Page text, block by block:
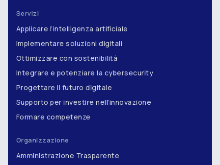
Servizi
Applicare l’intelligenza artificiale
Implementare soluzioni digitali
Ottimizzare con sostenibilità
Integrare e potenziare la cybersecurity
Progettare il futuro digitale
Supporto per investire nell’innovazione
Formare competenze
Organizzazione
Amministrazione Trasparente